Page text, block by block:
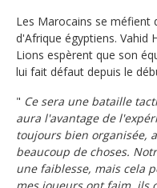
Les Marocains se méfient
d'Afrique égyptiens. Vahid
Lions espèrent que son
lui fait défaut depuis le
" Ce sera une bataille
aura l'avantage de
toujours bien organisée,
beaucoup de choses.
une faiblesse, mais cela